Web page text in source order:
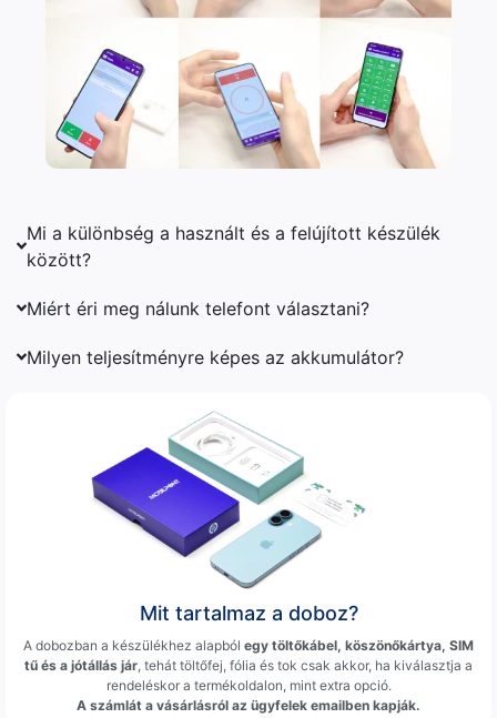
Mi a különbség a használt és a felújított készülék
között?
Miért éri meg nálunk telefont választani?
Milyen teljesítményre képes az akkumulátor?
Mit tartalmaz a doboz?
A dobozban a készülékhez alapból egy töltőkábel, köszönőkártya, SIM
tű és a jótállás jár, tehát töltőfej, fólia és tok csak akkor, ha kiválasztja a
rendeléskor a termékoldalon, mint extra opció.
A számlát a vásárlásról az ügyfelek emailben kapják.